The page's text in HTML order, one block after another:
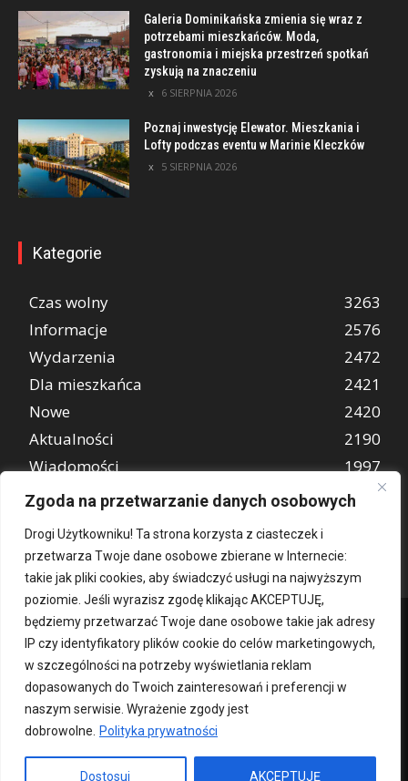
Zgoda na przetwarzanie danych osobowych
Drogi Użytkowniku! Ta strona korzysta z ciasteczek i
przetwarza Twoje dane osobowe zbierane w Internecie:
takie jak pliki cookies, aby świadczyć usługi na najwyższym
poziomie. Jeśli wyrazisz zgodę klikając AKCEPTUJĘ,
będziemy przetwarzać Twoje dane osobowe takie jak adresy
IP czy identyfikatory plików cookie do celów marketingowych,
w szczególności na potrzeby wyświetlania reklam
dopasowanych do Twoich zainteresowań i preferencji w
naszym serwisie. Wyrażenie zgody jest
dobrowolne.
Polityka prywatności
Dostosuj AKCEPTUJĘ
Galeria Dominikańska zmienia się wraz z
potrzebami mieszkańców. Moda,
gastronomia i miejska przestrzeń spotkań
zyskują na znaczeniu
6 SIERPNIA 2026
Poznaj inwestycję Elewator. Mieszkania i
Lofty podczas eventu w Marinie Kleczków
5 SIERPNIA 2026
Kategorie
Czas wolny
3263
Informacje
2576
Wydarzenia
2472
Dla mieszkańca
2421
Nowe
2420
Aktualności
2190
Wiadomości
1997
REKLAMA
849
Kontakt O nas Patronat medialny